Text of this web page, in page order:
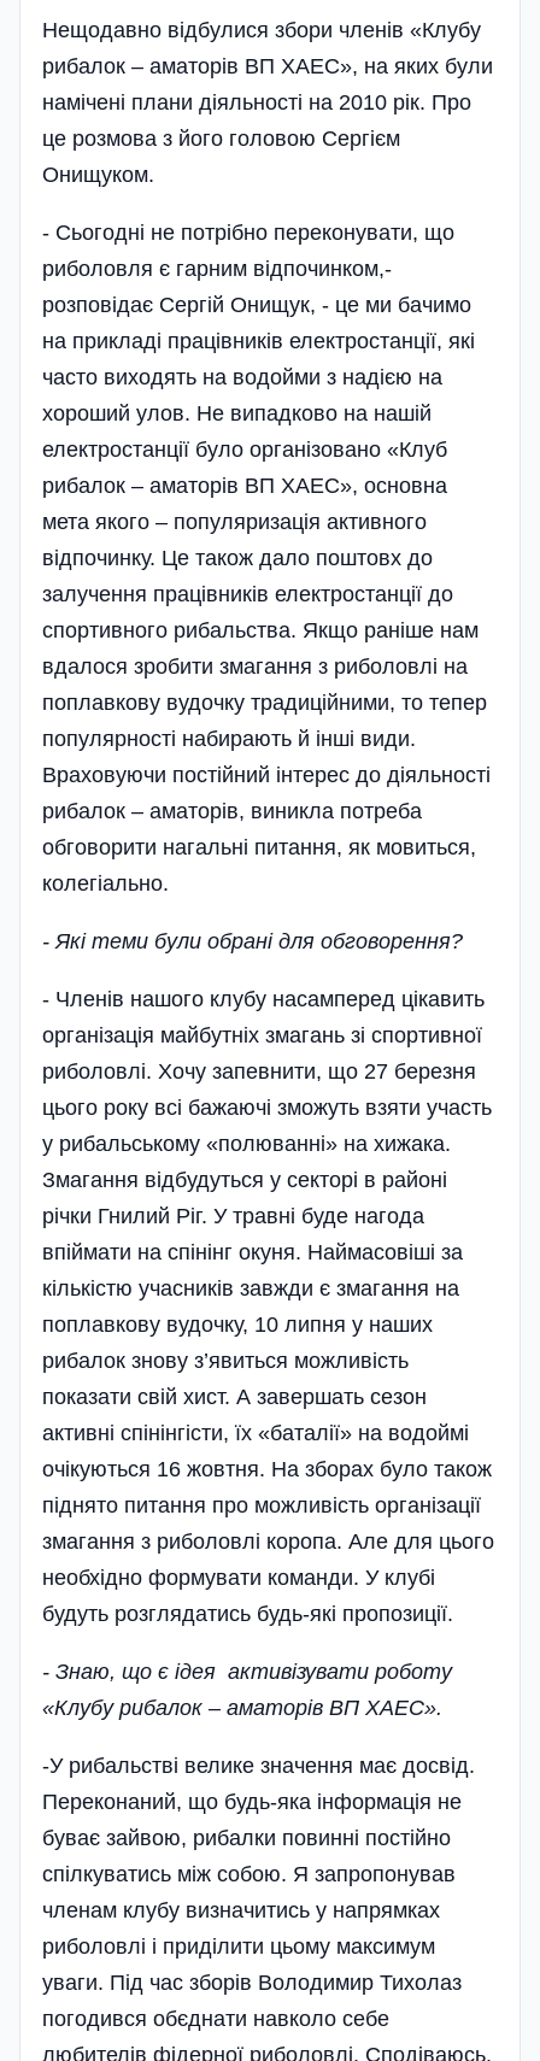
Нещодавно відбулися збори членів «Клубу
рибалок – аматорів ВП ХАЕС», на яких були
намічені плани діяльності на 2010 рік. Про
це розмова з його головою Сергієм
Онищуком.
- Сьогодні не потрібно переконувати, що
риболовля є гарним відпочинком,-
розповідає Сергій Онищук, - це ми бачимо
на прикладі працівників електростанції, які
часто виходять на водойми з надією на
хороший улов. Не випадково на нашій
електростанції було організовано «Клуб
рибалок – аматорів ВП ХАЕС», основна
мета якого – популяризація активного
відпочинку. Це також дало поштовх до
залучення працівників електростанції до
спортивного рибальства. Якщо раніше нам
вдалося зробити змагання з риболовлі на
поплавкову вудочку традиційними, то тепер
популярності набирають й інші види.
Враховуючи постійний інтерес до діяльності
рибалок – аматорів, виникла потреба
обговорити нагальні питання, як мовиться,
колегі­ально.
- Які теми були обрані для обговорення?
- Членів нашого клубу насамперед цікавить
організація майбутніх змагань зі спортивної
риболовлі. Хочу запевнити, що 27 березня
цього року всі бажаючі зможуть взяти участь
у рибальському «полюванні» на хижака.
Змагання відбудуться у секторі в районі
річки Гнилий Ріг. У травні буде нагода
впіймати на спінінг окуня. Наймасовіші за
кількістю учасників завжди є змагання на
поплавкову вудочку, 10 липня у наших
рибалок знову з’явиться можливість
показати свій хист. А завершать сезон
активні спінінгісти, їх «баталії» на водоймі
очікуються 16 жовтня. На зборах було також
піднято питання про можливість організації
змагання з риболовлі коропа. Але для цього
необхідно формувати команди. У клубі
будуть розглядатись будь-які пропозиції.
- Знаю, що є ідея активізувати роботу
«Клубу рибалок – аматорів ВП ХАЕС».
-У рибальстві велике значення має досвід.
Переконаний, що будь-яка інформація не
буває зайвою, рибалки повинні постійно
спілкуватись між собою. Я запропонував
членам клубу визначитись у напрямках
риболовлі і приділити цьому максимум
уваги. Під час зборів Володимир Тихолаз
погодився обєднати навколо себе
любителів фідерної риболовлі. Сподіваюсь,